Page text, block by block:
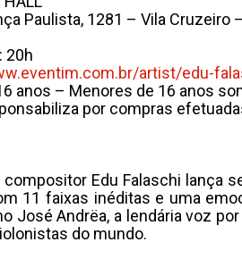
Paulista, 1281 – Vila Cruzeiro
20h
artist/edu-
anos – Menores de 16 anos
por compras
Edu Falaschi lança
11 faixas inéditas e uma
José Andrëa, a lendária voz
do mundo.